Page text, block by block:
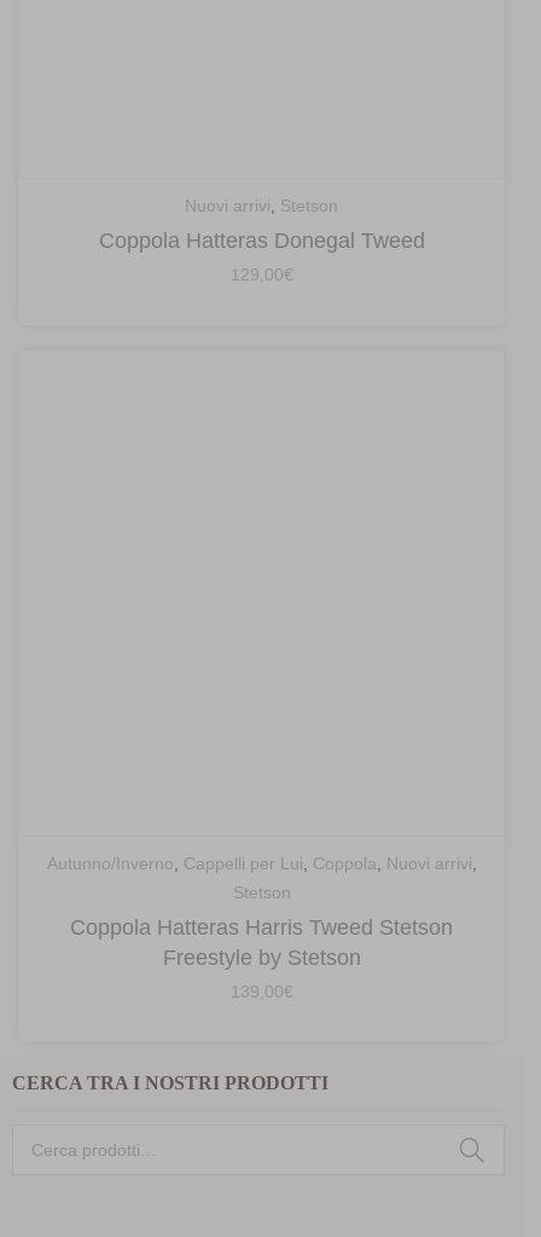
Nuovi arrivi, Stetson
Coppola Hatteras Donegal Tweed
129,00€
Autunno/Inverno, Cappelli per Lui, Coppola, Nuovi arrivi,
Stetson
Coppola Hatteras Harris Tweed Stetson
Freestyle by Stetson
139,00€
CERCA TRA I NOSTRI PRODOTTI